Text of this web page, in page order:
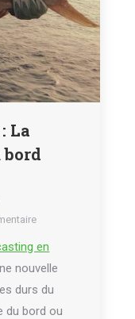
La
bord
en
nouvelle
durs du
du bord ou